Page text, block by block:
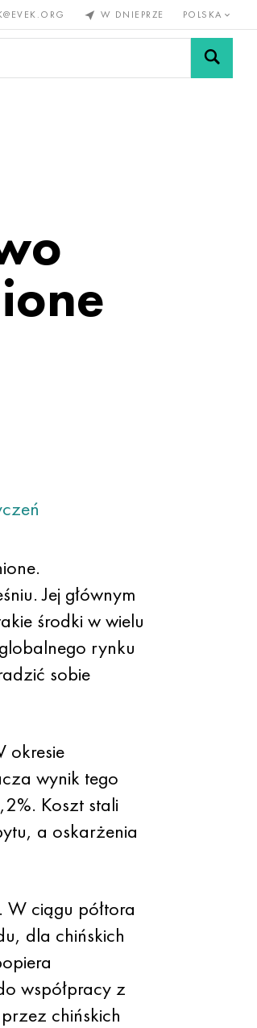
W DNIEPRZE POLSKA
Stali Siatki i
Jej głównym
środki w wielu
rynku
sobie
okresie
wynik tego
Koszt stali
a oskarżenia
W ciągu półtora
dla chińskich
współpracy z
chińskich